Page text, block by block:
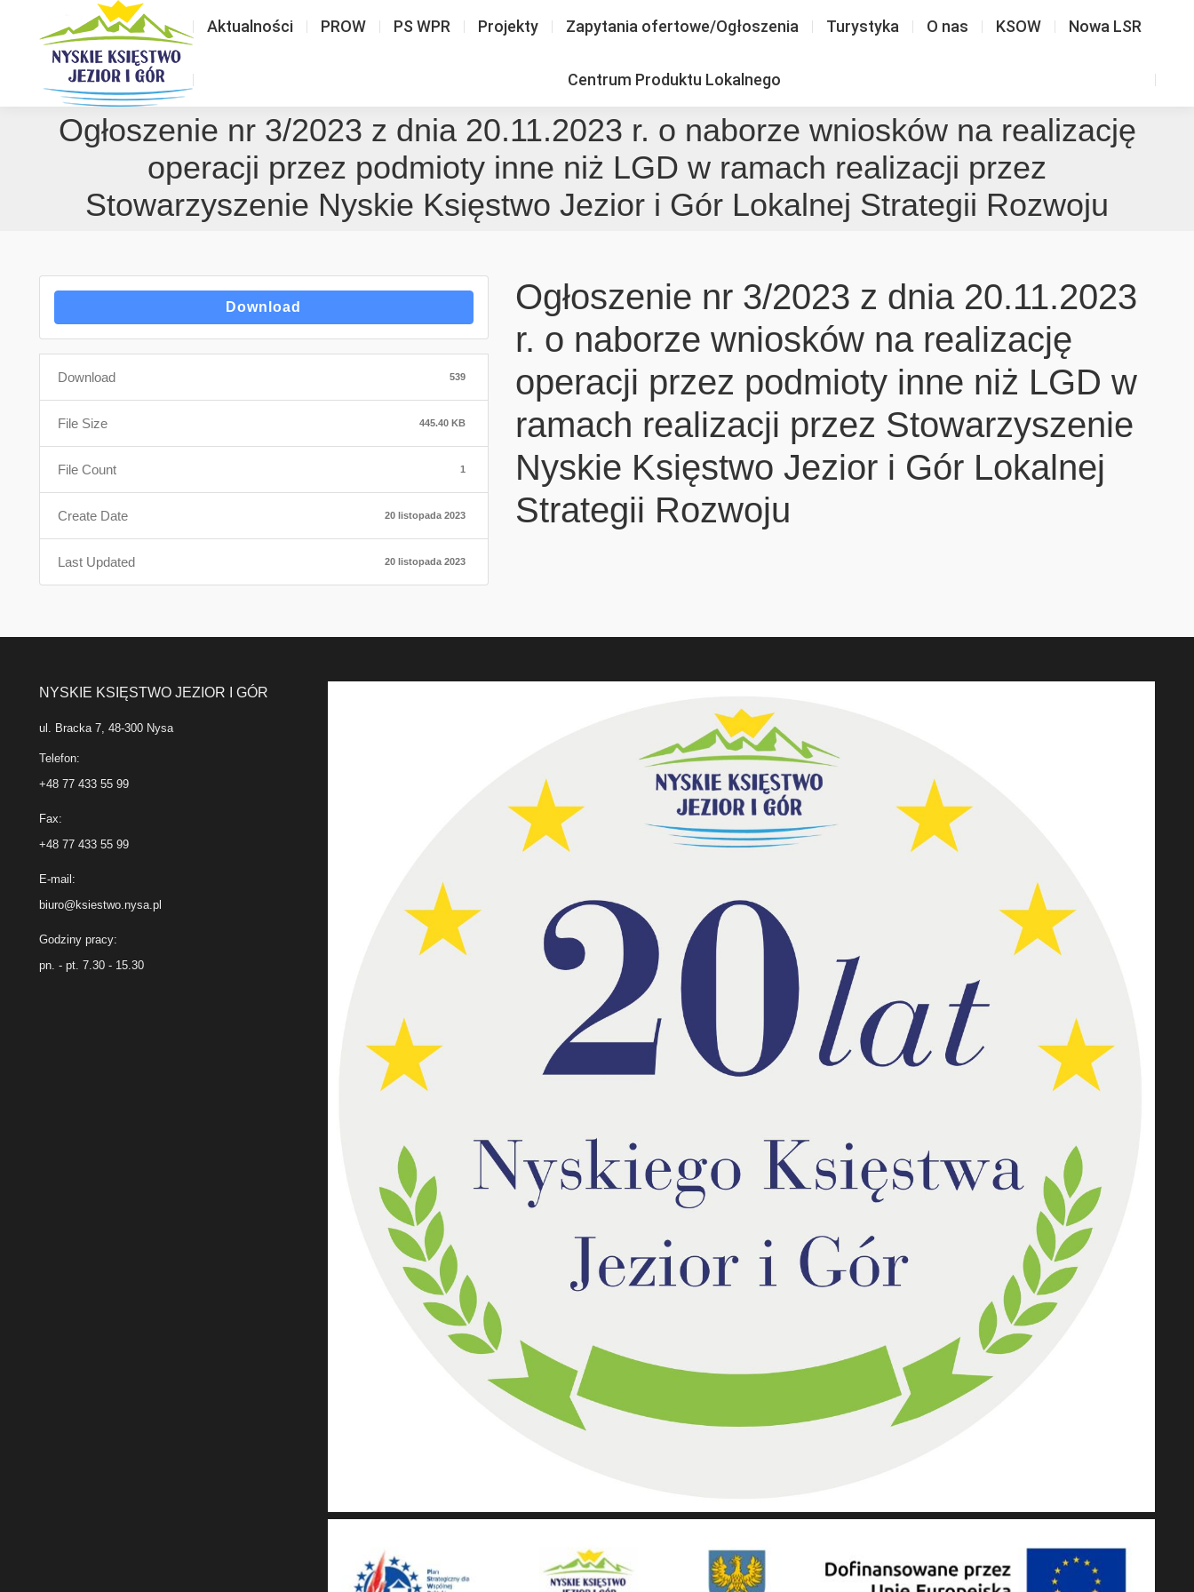
Aktualności PROW PS WPR Projekty Zapytania ofertowe/Ogłoszenia Turystyka O nas KSOW Nowa LSR
Centrum Produktu Lokalnego
Ogłoszenie nr 3/2023 z dnia 20.11.2023 r. o naborze wniosków na realizację
operacji przez podmioty inne niż LGD w ramach realizacji przez
Stowarzyszenie Nyskie Księstwo Jezior i Gór Lokalnej Strategii Rozwoju
Download
Download 539
File Size 445.40 KB
File Count 1
Create Date 20 listopada 2023
Last Updated 20 listopada 2023
Ogłoszenie nr 3/2023 z dnia 20.11.2023
r. o naborze wniosków na realizację
operacji przez podmioty inne niż LGD w
ramach realizacji przez Stowarzyszenie
Nyskie Księstwo Jezior i Gór Lokalnej
Strategii Rozwoju
NYSKIE KSIĘSTWO JEZIOR I GÓR
ul. Bracka 7, 48-300 Nysa
Telefon:
+48 77 433 55 99
Fax:
+48 77 433 55 99
E-mail:
biuro@ksiestwo.nysa.pl
Godziny pracy:
pn. - pt. 7.30 - 15.30